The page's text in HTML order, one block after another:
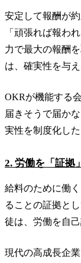
安定して報酬が
「頑張れば報わ
力で最大の報酬
は、確実性を与
OKRが機能する
届きそうで届か
実性を制度化した
2. 労働を「証拠
給料のために働
ることの証拠と
徒は、労働を自
現代の高成長企